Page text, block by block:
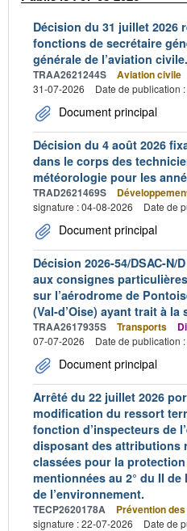
Décision du 31 juillet 2026
fonctions de secrétaire
générale de l’aviation civile.
TRAA2621244S Aviation civile
31-07-2026
Date de publication
Document principal
Décision du 4 août 2026
dans le corps des
météorologie pour les
TRAD2621469S
signature : 04-08-2026
Date de
Document principal
Décision 2026-54/DSAC-N/
aux consignes
sur l’aérodrome de
(Val-d’Oise) ayant trait à la
TRAA2617935S Transports
07-07-2026
Date de publication
Document principal
Arrêté du 22 juillet 2026
modification du ressort
fonction d’inspecteurs de
disposant des attributions
classées pour la
mentionnées au 2° du II de
de l’environnement.
TECP2620178A Prévention
signature : 22-07-2026
Date de